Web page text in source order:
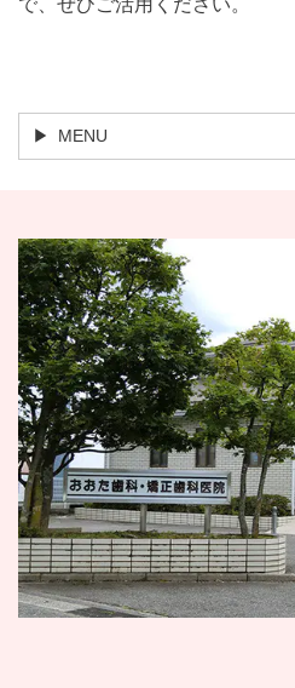
MENU